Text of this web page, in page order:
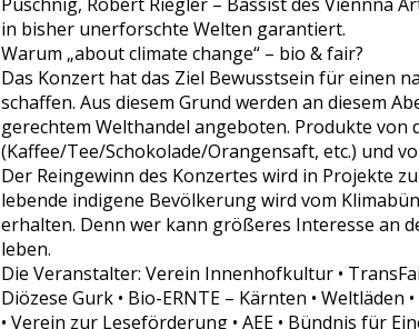
in bisher unerforschte Welten garantiert.
Warum „about climate change“ – bio & fair?
Das Konzert hat das Ziel Bewusstsein für einen
schaffen. Aus diesem Grund werden an diesem
gerechtem Welthandel angeboten. Produkte von
(Kaffee/Tee/Schokolade/Orangensaft, etc.) und
Der Reingewinn des Konzertes wird in Projekte
lebende indigene Bevölkerung wird vom
erhalten. Denn wer kann größeres Interesse an
leben.
Die Veranstalter: Verein Innenhofkultur •
Diözese Gurk • Bio-ERNTE – Kärnten •
• Verein zur Leseförderung • AEE • Bündnis für